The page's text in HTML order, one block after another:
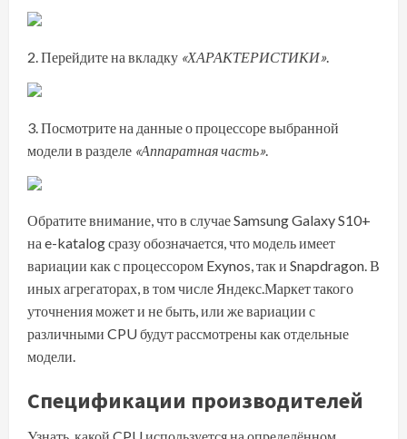
Перейдите на вкладку «ХАРАКТЕРИСТИКИ».
Посмотрите на данные о процессоре выбранной
модели в разделе «Аппаратная часть».
Обратите внимание, что в случае Samsung Galaxy S10+
на e-katalog сразу обозначается, что модель имеет
вариации как с процессором Exynos, так и Snapdragon. В
иных агрегаторах, в том числе Яндекс.Маркет такого
уточнения может и не быть, или же вариации с
различными CPU будут рассмотрены как отдельные
модели.
Спецификации производителей